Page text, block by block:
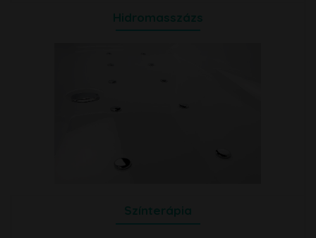
Hidromasszázs
Színterápia